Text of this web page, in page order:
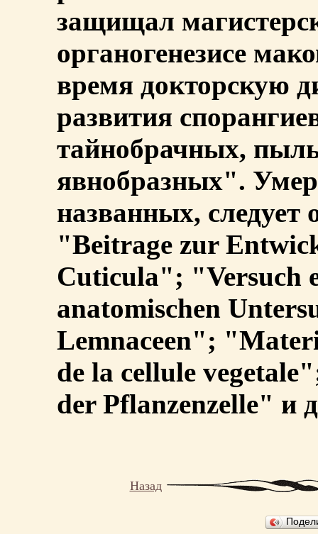
защищал
органогенезисе
время докторскую
развития
тайнобрачных,
явнобразных". Умер
названных,
"Beitrage zur
Cuticula"; "Versuch
anatomischen
Lemnaceen";
de la cellule
der Pflanzenzelle" и
Назад